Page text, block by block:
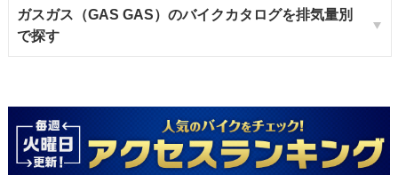
ガスガス（GAS GAS）のバイクカタログを排気量別
で探す